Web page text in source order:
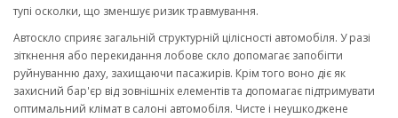
тупі осколки, що зменшує ризик травмування.
Автоскло сприяє загальній структурній цілісності автомобіля. У разі
зіткнення або перекидання лобове скло допомагає запобігти
руйнуванню даху, захищаючи пасажирів. Крім того воно діє як
захисний бар'єр від зовнішніх елементів та допомагає підтримувати
оптимальний клімат в салоні автомобіля. Чисте і неушкоджене